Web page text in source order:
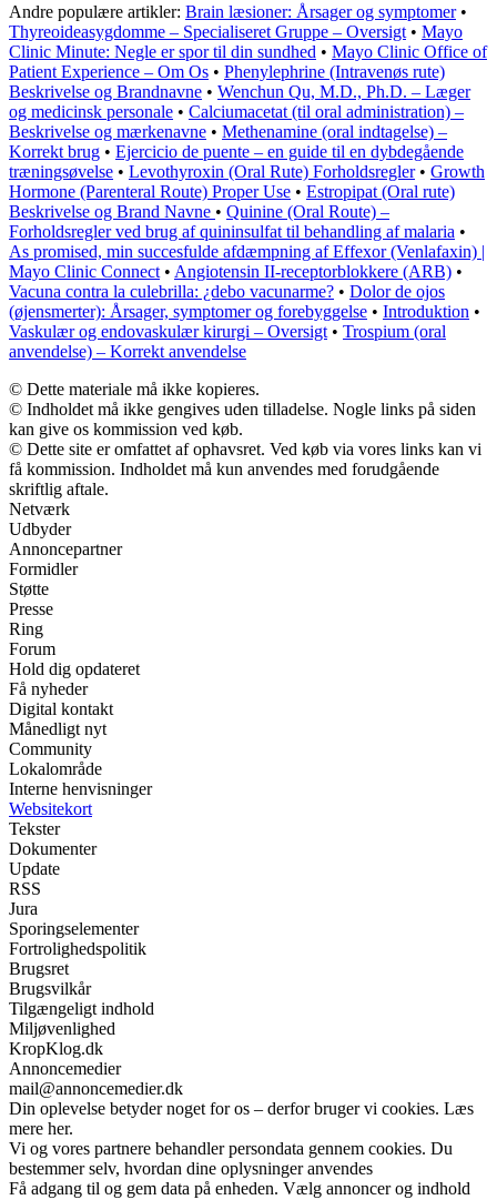
Andre populære artikler: Brain læsioner: Årsager og symptomer•
Thyreoideasygdomme – Specialiseret Gruppe – Oversigt • Mayo
Clinic Minute: Negle er spor til din sundhed • Mayo Clinic Office of
Patient Experience – Om Os • Phenylephrine (Intravenøs rute)
Beskrivelse og Brandnavne • Wenchun Qu, M.D., Ph.D. – Læger
og medicinsk personale • Calciumacetat (til oral administration) –
Beskrivelse og mærkenavne • Methenamine (oral indtagelse) –
Korrekt brug • Ejercicio de puente – en guide til en dybdegående
træningsøvelse • Levothyroxin (Oral Rute) Forholdsregler• Growth
Hormone (Parenteral Route) Proper Use • Estropipat (Oral rute)
Beskrivelse og Brand Navne • Quinine (Oral Route) –
Forholdsregler ved brug af quininsulfat til behandling af malaria •
As promised, min succesfulde afdæmpning af Effexor (Venlafaxin) |
Mayo Clinic Connect • Angiotensin II-receptorblokkere (ARB) •
Vacuna contra la culebrilla: ¿debo vacunarme? • Dolor de ojos
(øjensmerter): Årsager, symptomer og forebyggelse • Introduktion •
Vaskulær og endovaskulær kirurgi – Oversigt • Trospium (oral
anvendelse) – Korrekt anvendelse
© Dette materiale må ikke kopieres.
© Indholdet må ikke gengives uden tilladelse. Nogle links på siden
kan give os kommission ved køb.
© Dette site er omfattet af ophavsret. Ved køb via vores links kan vi
få kommission. Indholdet må kun anvendes med forudgående
skriftlig aftale.
Netværk
Udbyder
Annoncepartner
Formidler
Støtte
Presse
Ring
Forum
Hold dig opdateret
Få nyheder
Digital kontakt
Månedligt nyt
Community
Lokalområde
Interne henvisninger
Websitekort
Tekster
Dokumenter
Update
RSS
Jura
Sporingselementer
Fortrolighedspolitik
Brugsret
Brugsvilkår
Tilgængeligt indhold
Miljøvenlighed
KropKlog.dk
Annoncemedier
mail@annoncemedier.dk
Din oplevelse betyder noget for os – derfor bruger vi cookies. Læs
mere her.
Vi og vores partnere behandler persondata gennem cookies. Du
bestemmer selv, hvordan dine oplysninger anvendes
Få adgang til og gem data på enheden. Vælg annoncer og indhold